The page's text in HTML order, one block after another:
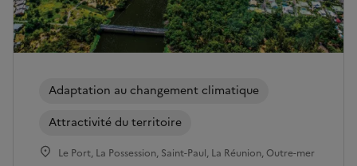
Adaptation au changement climatique
Attractivité du territoire
Le Port, La Possession, Saint-Paul, La Réunion, Outre-mer